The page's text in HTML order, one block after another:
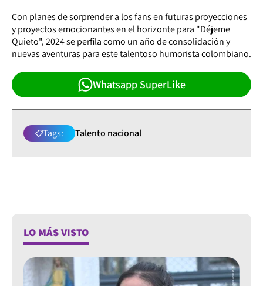
Con planes de sorprender a los fans en futuras proyecciones
y proyectos emocionantes en el horizonte para "Déjeme
Quieto", 2024 se perfila como un año de consolidación y
nuevas aventuras para este talentoso humorista colombiano.
Whatsapp SuperLike
Tags: Talento nacional
LO MÁS VISTO